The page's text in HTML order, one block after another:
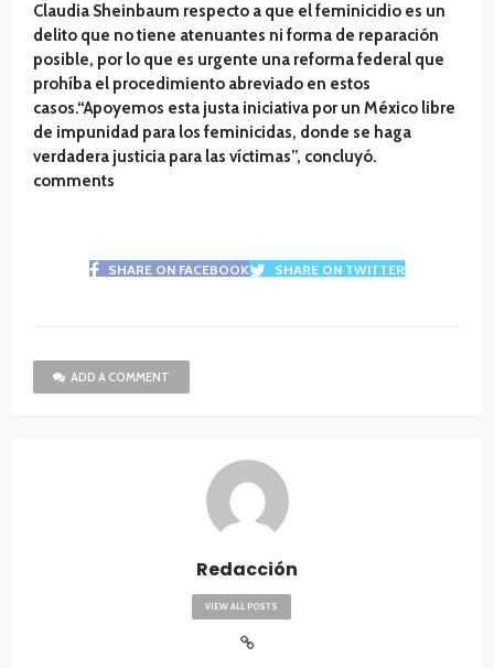
Claudia Sheinbaum respecto a que el feminicidio es un
delito que no tiene atenuantes ni forma de reparación
posible, por lo que es urgente una reforma federal que
prohíba el procedimiento abreviado en estos
casos.“Apoyemos esta justa iniciativa por un México libre
de impunidad para los feminicidas, donde se haga
verdadera justicia para las víctimas”, concluyó.
comments
SHARE ON FACEBOOK SHARE ON TWITTER
ADD A COMMENT
Redacción
VIEW ALL POSTS